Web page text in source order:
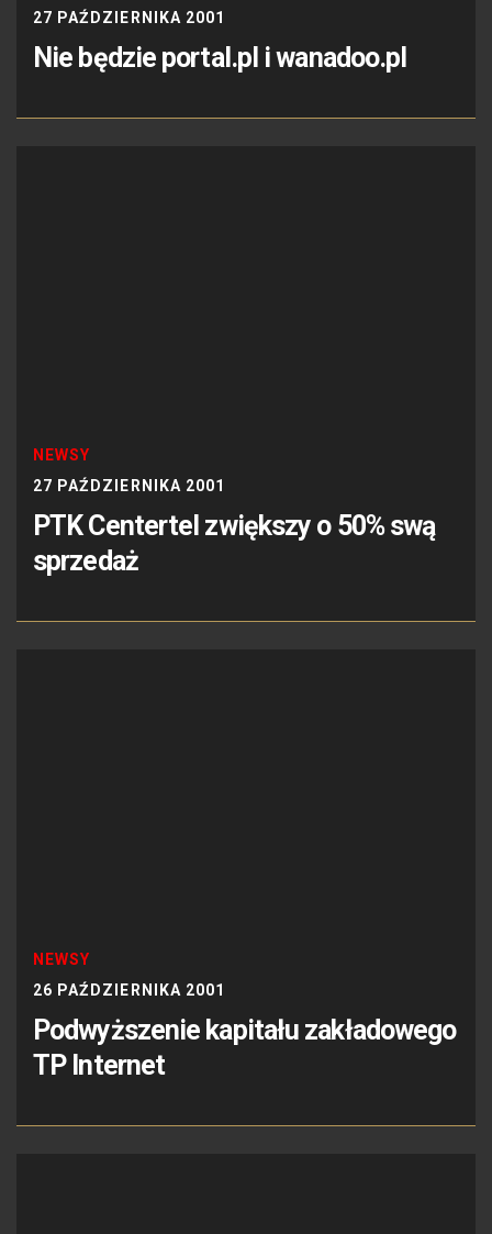
27 PAŹDZIERNIKA 2001
Nie będzie portal.pl i wanadoo.pl
NEWSY
27 PAŹDZIERNIKA 2001
PTK Centertel zwiększy o 50% swą
sprzedaż
NEWSY
26 PAŹDZIERNIKA 2001
Podwyższenie kapitału zakładowego
TP Internet